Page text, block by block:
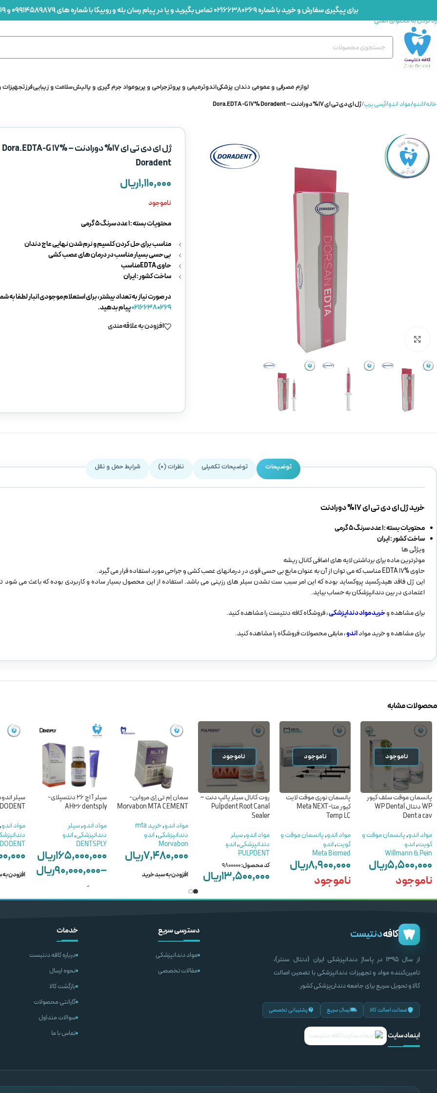
رد کردن به محتوای اصلی
برای پیگیری سفارش و خرید با شماره02166380269تماس بگیرید و یا در پیام رسان بله و روبیکا با شماره های 09914589879 و 09912436419 در ارتباط باشید
لوازم مصرفی و عمومی دندان پزشکیاندوترمیمی و پروتزجراحی و پریومواد جرم گیری و پالیشسلامت و زیباییفرزتجهیزات
خانه/اندو/مواد اندو/آرسی پرپ/ژل ای دی تی ای 17% دورادنت – Dora.EDTA-G 17% Doradent
ژل ای دی تی ای 17% دورادنت – Dora.EDTA-G 17%
Doradent
۱,۱۱۰,۰۰۰ریال
ناموجود
محتویات بسته : 1 عدد سرنگ 5 گرمی
مناسب برای حل کردن کلسیم و نرم شدن نهایی عاج دندان
بی حسی بسیار مناسب در درمان های عصب کشی
حاوی EDTAمناسب
ساخت کشور : ایران
در صورت نیاز به تعداد بیشتر، برای استعلام موجودی انبار لطفا به
02166380269پیام بدهید.
افزودن به علاقه مندی
توضیحات توضیحات تکمیلی نظرات (0) شرایط حمل و نقل
خرید ژل ای دی تی ای 17% دورادنت
محتویات بسته : 1 عدد سرنگ 5 گرمی
ساخت کشور : ایران
ویژگی ها
موثرترین ماده برای برداشتن لایه های اضافی کانال ریشه
حاوی EDTA 17% مناسب که می توان از آن به عنوان مایع بی حسی قوی در درمانهای عصب کشی و جراحی مورد استفاده قرار می گیرد.
این ژل فاقد هیدرکسید پروکساید بوده که این امر سبب ست نشدن سیلر های رزینی می باشد. استفاده از این محصول بسیار ساده و کاربردی بوده که باعث می شود
اعتمادی در بین دندانپزشکان به حساب بیاید.
برای مشاهده وخرید مواد دنداپزشکی، فروشگاه کافه دنتیست را مشاهده کنید.
برای مشاهده و خرید مواداندو، مابقی محصولات فروشگاه را مشاهده کنید.
محصولات مشابه
ناموجود
پانسمان موقت سلف کیور
WP دنتال WP Dental
Dent a cav
مواد اندو,پانسمان موقت و
کویت,اندو
Willmann & Pein
۵,۵۰۰,۰۰۰ریال
ناموجود
ناموجود
پانسمان نوری موقت لایت
کیور متا-Meta NEXT
Temp LC
مواد اندو,پانسمان موقت و
کویت,اندو
Meta Biomed
۸,۹۰۰,۰۰۰ریال
ناموجود
ناموجود
روت کانال سیلر پالپ دنت –
Pulpdent Root Canal
Sealer
مواد اندو,سیلر
دندانپزشکی,اندو
PULPDENT
کد محصول:9800000
۱۳,۵۰۰,۰۰۰ریال
سمان اِم تی اِی مروابن-
Morvabon MTA CEMENT
مواد اندو,
خرید mta
دندانپزشکی,اندو
Morvabon
۷,۴۸۰,۰۰۰ریال
افزودن به سبد خرید
سیلر آ اچ 26 دنتسپلای-
AH26 dentsply
مواد اندو,سیلر
دندانپزشکی,اندو
DENTSPLY
۱۶۵,۰۰۰,۰۰۰ریال
–۹۰,۰۰۰,۰۰۰ریال
انتخاب گزینه ها
سیلر
مواد اندو,
افزودن
کافهدنتیست
از سال ۱۳۹۵ در پاساژ دندانپزشکی ایران (دنتال سنتر)،
تامین‌کننده مواد و تجهیزات دندانپزشکی با تضمین اصالت
کالا و تحویل سریع برای جامعه دندان‌پزشکی کشور.
ضمانت اصالت کالا ارسال سریع پشتیبانی تخصصی
اینماد سایت
دسترسی سریع
مواد دندانپزشکی
مقالات تخصصی
خدمات
درباره کافه دنتیست
نحوه ارسال
بازگشت کالا
گارانتی محصولات
سوالات متداول
تماس با ما